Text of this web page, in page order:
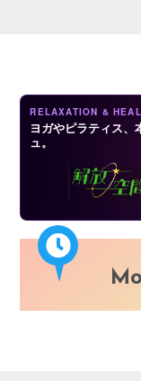
RELAXATION &
ヨガやピラティス
ュ。